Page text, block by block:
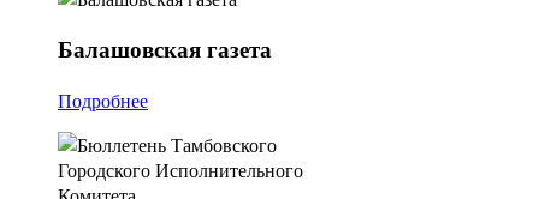
Балашовскаягазета
Подробнее